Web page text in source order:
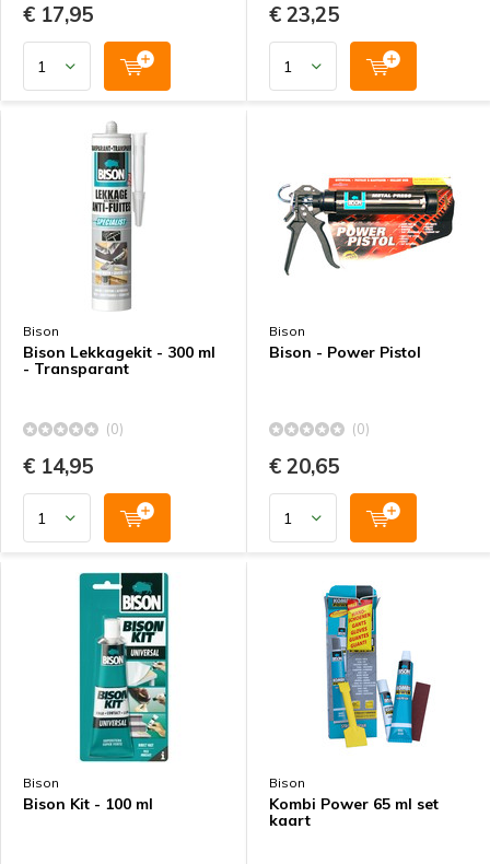
€ 17,95 € 23,25
Bison
Bison Lekkagekit - 300 ml
- Transparant
(0)
€ 14,95
Bison
Bison - Power Pistol
(0)
€ 20,65
Bison
Bison Kit - 100 ml
Bison
Kombi Power 65 ml set
kaart